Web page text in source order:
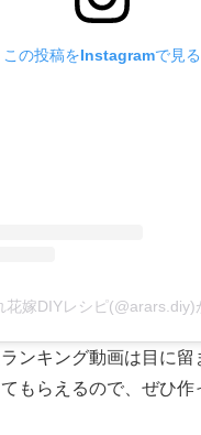
この投稿をInstagramで見る
ンキング動画は目に留
もらえるので、ぜひ作